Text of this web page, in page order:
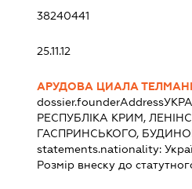
38240441
25.11.12
АРУДОВА ЦИАЛА
dossier.founderAddress
РЕСПУБЛІКА КРИМ,
ГАСПРИНСЬКОГО,
statements.nationality:
Розмір внеску до